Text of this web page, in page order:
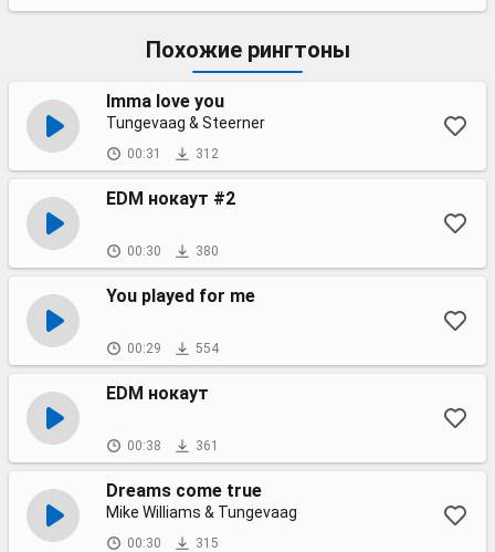
Похожие рингтоны
Imma love you
Tungevaag & Steerner
00:31 312
EDM нокаут #2
00:30 380
You played for me
00:29 554
EDM нокаут
00:38 361
Dreams come true
Mike Williams & Tungevaag
00:30 315